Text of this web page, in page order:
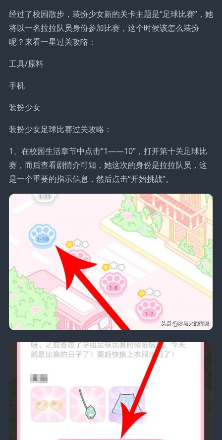
经过了校园散步，装扮少女新的关卡主题是“足球比赛”，她
将以一名拉拉队员身份参加比赛，这个时候该怎么装扮
呢？来看一星过关攻略：
工具/原料
手机
装扮少女
装扮少女足球比赛过关攻略：
1、在校园生活章节中点击“1——10”，打开第十关足球比
赛，而后查看剧情介可知，她这次的身份是拉拉队员，这
是一个重要的指示信息，然后点击“开始挑战”。